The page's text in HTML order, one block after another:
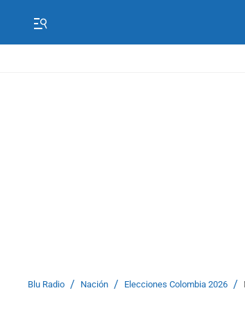
Blu Radio / Nación / Elecciones Colombia 2026 /